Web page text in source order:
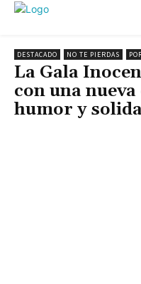
DESTACADO NO TE PIERDAS
La Gala
con una
humor y